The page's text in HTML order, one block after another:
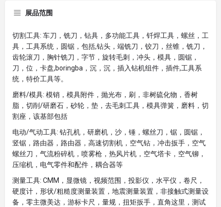
展品范围
切割工具: 车刀，铣刀，钻具，多功能工具，钎焊工具，螺丝，工
具，工具系统，圆锯，包括,钻头，端铣刀，铰刀，丝锥，铣刀，
齿轮滚刀，胸针铣刀，字节，旋转毛刺，冲头，模具，圆锯，
刀，位，卡盘,boringba，沉，沉，插入钻机组件，插件,工具系
统，特价工具等。
磨料/模具: 模销，模具附件，抛光布，刷，非树硫化物，香树
脂，切削/研磨石，砂轮，垫，去毛刺工具，模具弹簧，磨料，切
割座，该基部包括
电动/气动工具: 钻孔机，研磨机，沙，锤，螺丝刀，锯，圆锯，
竖锯，路由器，路由器，高速切割机，空气钻，冲击扳手，空气
螺丝刀，气流粉碎机，喷雾枪，热风片机，空气塔卡，空气铆，
压缩机，电气零件和配件，耦合器等
测量工具: CMM，显微镜，视频范围，投影仪，水平仪，卷尺，
硬度计，形状/粗糙度测量装置，地震测量装置，非接触式测量设
备，零主微美达，游标卡尺，量规，扭矩扳手，直角这里，测试